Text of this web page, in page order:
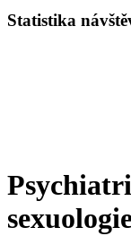
Statistika